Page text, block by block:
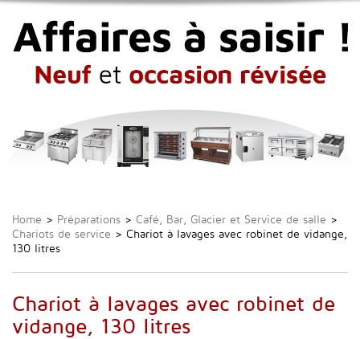
Home > Préparations > Café, Bar, Glacier et Service de salle >
Chariots de service > Chariot à lavages avec robinet de vidange,
130 litres
Chariot à lavages avec robinet de
vidange, 130 litres